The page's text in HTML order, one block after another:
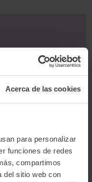
Acerca de las cookies
para personalizar
funciones de redes
compartimos
del sitio web con
relevante del
Perinatal.